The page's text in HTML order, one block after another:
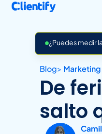
¿Puedes medir
Blog> Marketing
De
salto